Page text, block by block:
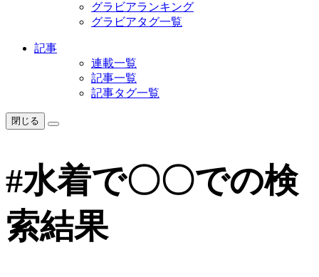
グラビアランキング
グラビアタグ一覧
記事
連載一覧
記事一覧
記事タグ一覧
閉じる
#水着で〇〇での検
索結果